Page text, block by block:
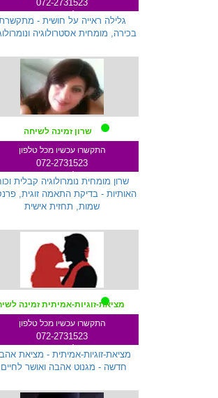
072-2731523
שלוחה 712
גלילה ראייה על חושית -
בכירה, מומחית אסטרולוגיה
שרון זמינה לשיחה
התקשרו עכשיו מכל טלפון
072-2731523
שלוחה 233
שרון מומחית נומרולוגיה קבלית
האותיות - בדיקת התאמה זוגית,
שמות, תחזית אישית
מציאת-זוגיות-אמיתית זמינה
התקשרו עכשיו מכל טלפון
072-2731523
מציאת-זוגיות-אמיתית - מציאת
חדשה - מגנוט אהבה ואושר